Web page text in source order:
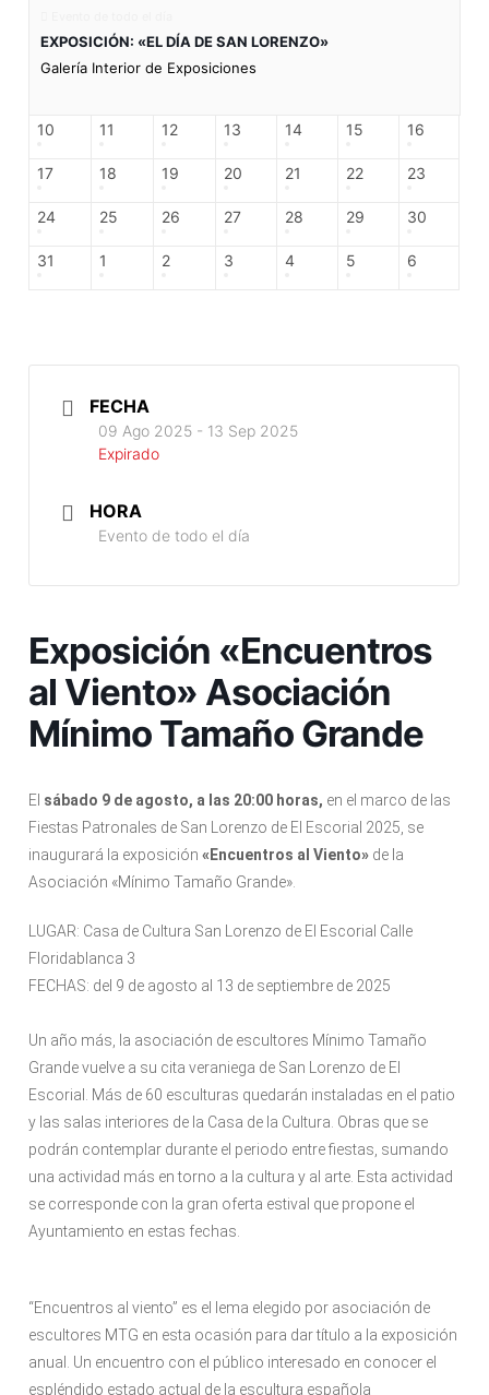
EXPOSICIÓN: «EL DÍA DE SAN LORENZO»
Galería Interior de Exposiciones
10 11 12 13 14 15 16
17 18 19 20 21 22 23
24 25 26 27 28 29 30
31 1 2 3 4 5 6
FECHA
09 Ago 2025 - 13 Sep 2025
Expirado
HORA
Evento de todo el día
Exposición «Encuentros
al Viento» Asociación
Mínimo Tamaño Grande
El sábado 9 de agosto, a las 20:00 horas, en el marco de las
Fiestas Patronales de San Lorenzo de El Escorial 2025, se
inaugurará la exposición «Encuentros al Viento» de la
Asociación «Mínimo Tamaño Grande».
LUGAR: Casa de Cultura San Lorenzo de El Escorial Calle
Floridablanca 3
FECHAS: del 9 de agosto al 13 de septiembre de 2025
Un año más, la asociación de escultores Mínimo Tamaño
Grande vuelve a su cita veraniega de San Lorenzo de El
Escorial. Más de 60 esculturas quedarán instaladas en el patio
y las salas interiores de la Casa de la Cultura. Obras que se
podrán contemplar durante el periodo entre fiestas, sumando
una actividad más en torno a la cultura y al arte. Esta actividad
se corresponde con la gran oferta estival que propone el
Ayuntamiento en estas fechas.
“Encuentros al viento” es el lema elegido por asociación de
escultores MTG en esta ocasión para dar título a la exposición
anual. Un encuentro con el público interesado en conocer el
espléndido estado actual de la escultura española